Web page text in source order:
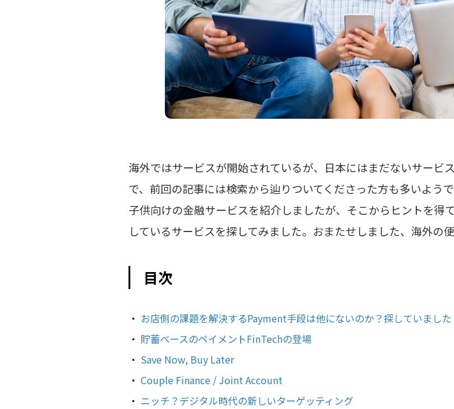
海外ではサービスが開始されているが、日本にはまだないサービ
で、前回の記事には検索から辿りついてくださった方も多いようで
子供向けの金融サービスを紹介しましたが、そこからヒントを得
しているサービスを探してみました。おまたせしました、海外の
目次
お店側の課題を解決するPayment手段は他にないのか？探していました
貯蓄ベースのペイメントFinTechの登場
Save Now, Buy Later
Couple Finance / Joint Account
ニッチ？デジタル時代の新しいターゲッティング